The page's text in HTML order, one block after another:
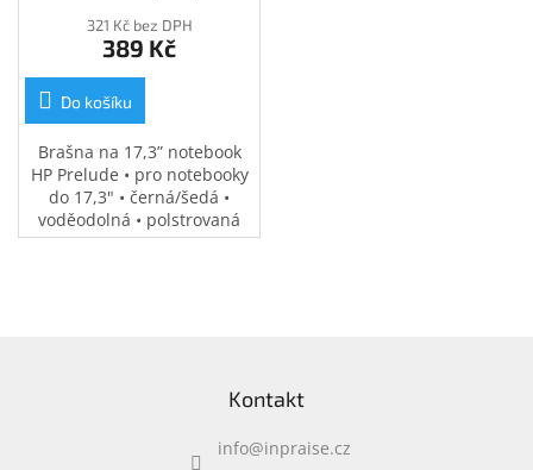
321 Kč bez DPH
389 Kč
Do košíku
Brašna na 17,3” notebook
HP Prelude • pro notebooky
do 17,3" • černá/šedá •
voděodolná • polstrovaná
přihrádka na notebook •
Kontakt
info@inpraise.cz